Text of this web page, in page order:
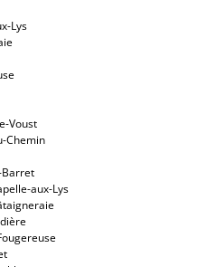
Lys
Voust
Chemin
Barret
aux-Lys